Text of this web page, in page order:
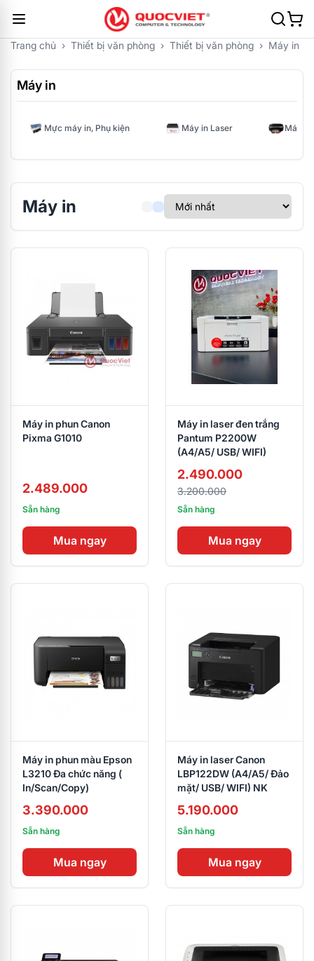
Trang chủ › Thiết bị văn phòng › Thiết bị văn phòng › Máy in
Máy in
Mực máy in, Phụ kiện Máy in Laser Máy in
Máy in
Máy in phun Canon
Pixma G1010
2.489.000
Sẵn hàng
Mua ngay
Máy in laser đen trắng
Pantum P2200W
(A4/A5/ USB/ WIFI)
2.490.000
3.200.000
Sẵn hàng
Mua ngay
Máy in phun màu Epson
L3210 Đa chức năng (
In/Scan/Copy)
3.390.000
Sẵn hàng
Mua ngay
Máy in laser Canon
LBP122DW (A4/A5/ Đảo
mặt/ USB/ WIFI) NK
5.190.000
Sẵn hàng
Mua ngay